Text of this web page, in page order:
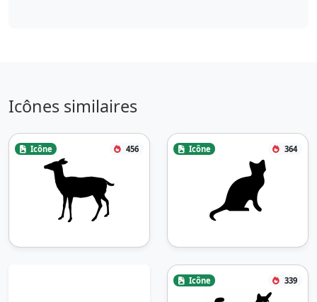
Icônes similaires
Icône 456 Icône 364
Icône 339